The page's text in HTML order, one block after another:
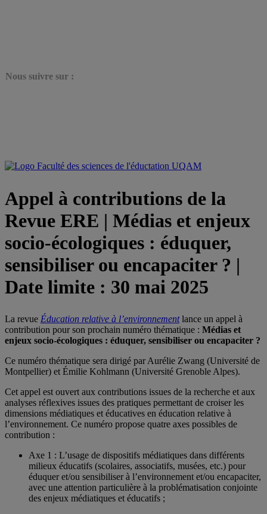
Nous suivre sur :
Appel à contributions de la
Revue ERE | Médias et enjeux
socio-écologiques : éduquer,
sensibiliser ou encapaciter ? |
Date limite : 30 mai 2025
La revue Éducation relative à l’environnementlance un appel à
contribution pour son prochain numéro thématique : Médias et
enjeux socio-écologiques : éduquer, sensibiliser ou encapaciter ?
Ce numéro thématique sera dirigé par Aurélie Zwang (Université de
Montpellier) et Émilie Kohlmann (Université Grenoble Alpes).
Cet appel est ouvert aux contributions issues de la recherche et aux
analyses réflexives issues des pratiques permettant de croiser les
dimensions médiatiques et éducatives en éducation relative à
l’environnement. Ce numéro propose quatre axes possibles de
contribution :
Axe 1 : L’usage de dispositifs médiatiques dans différents
milieux éducatifs (scolaires, associatifs, musées, etc.) pour
éduquer et/ou sensibiliser à l’environnement et/ou encapaciter,
avec une attention particulière à la problématisation conjointe
des enjeux médiatiques et éducatifs ;